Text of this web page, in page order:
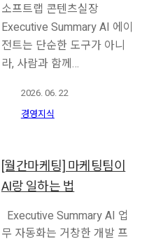
소프트랩 콘텐츠실장
Executive Summary AI 에이
전트는 단순한 도구가 아니
라, 사람과 함께…
2026. 06. 22
경영지식
[월간마케팅] 마케팅팀이
AI랑 일하는 법
Executive Summary AI 업
무 자동화는 거창한 개발 프